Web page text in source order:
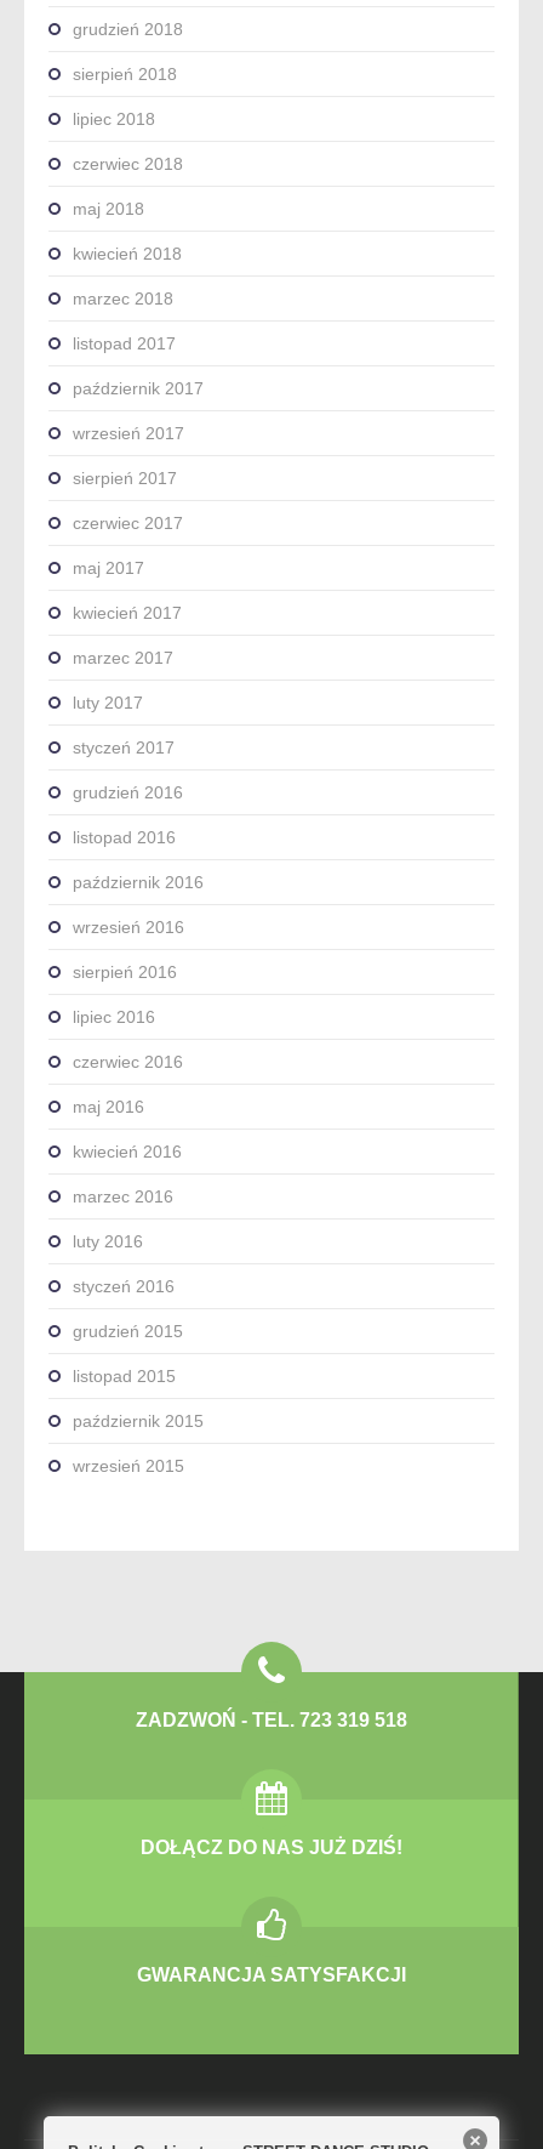
grudzień 2018
sierpień 2018
lipiec 2018
czerwiec 2018
maj 2018
kwiecień 2018
marzec 2018
listopad 2017
październik 2017
wrzesień 2017
sierpień 2017
czerwiec 2017
maj 2017
kwiecień 2017
marzec 2017
luty 2017
styczeń 2017
grudzień 2016
listopad 2016
październik 2016
wrzesień 2016
sierpień 2016
lipiec 2016
czerwiec 2016
maj 2016
kwiecień 2016
marzec 2016
luty 2016
styczeń 2016
grudzień 2015
listopad 2015
październik 2015
wrzesień 2015
ZADZWOŃ - TEL. 723 319 518
DOŁĄCZ DO NAS JUŻ DZIŚ!
GWARANCJA SATYSFAKCJI